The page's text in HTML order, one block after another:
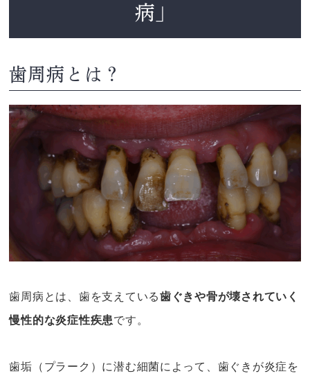
病」
歯周病とは？
歯周病とは、歯を支えている歯ぐきや骨が壊されていく
慢性的な炎症性疾患です。
歯垢（プラーク）に潜む細菌によって、歯ぐきが炎症を